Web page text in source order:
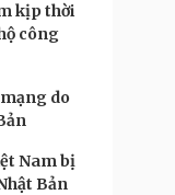
kịp thời
công
do
Nam bị
Bản